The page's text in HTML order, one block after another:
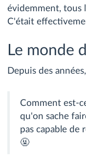
évidemment, tous
C'était
Le monde
Depuis des
Comment est-
qu'on sache
pas capable de
🤬